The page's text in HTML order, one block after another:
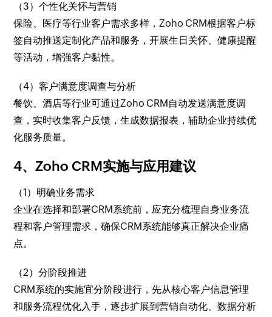
（3）个性化关怀与营销
保险、医疗等行业客户需求多样，Zoho CRM根据客户标
签自动推送定制化产品和服务，开展生日关怀、健康提醒
等活动，增强客户黏性。
（4）客户满意度调查与分析
餐饮、酒店等行业可通过Zoho CRM自动发送满意度调
查，实时收集客户反馈，生成数据报表，辅助企业持续优
化服务质量。
4、Zoho CRM实施与应用建议
（1）明确业务需求
企业在选择和部署CRM系统前，应充分梳理自身业务流
程和客户管理需求，确保CRM系统能够真正解决企业痛
点。
（2）分阶段推进
CRM系统的实施宜分阶段进行，先从核心客户信息管理
和服务流程优化入手，逐步扩展到营销自动化、数据分析